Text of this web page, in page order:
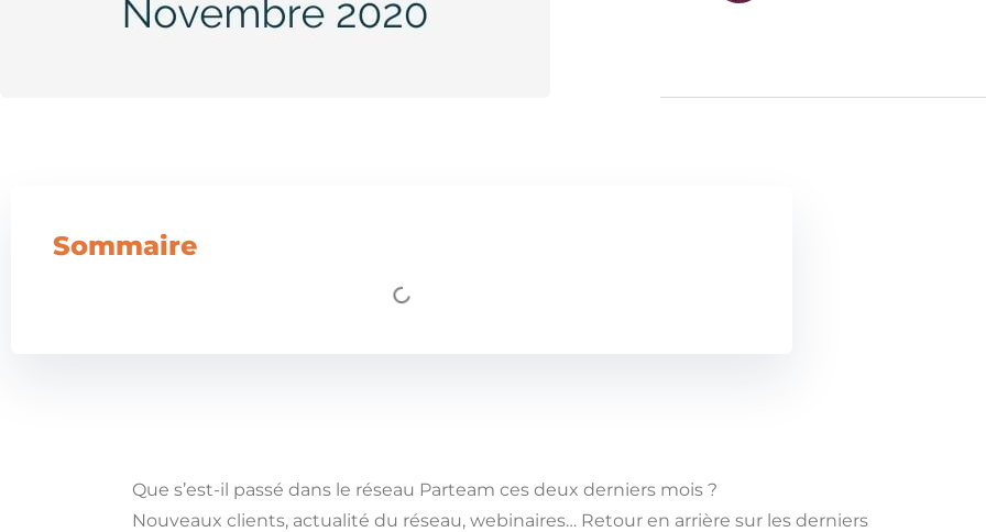
Sommaire
Que s’est-il passé dans le réseau Parteam ces deux derniers mois ?
Nouveaux clients, actualité du réseau, webinaires… Retour en arrière sur les derniers